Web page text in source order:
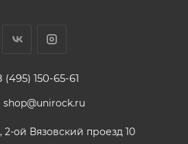
(495) 150-65-61
shop@unirock.ru
2-ой Вязовский проезд 10